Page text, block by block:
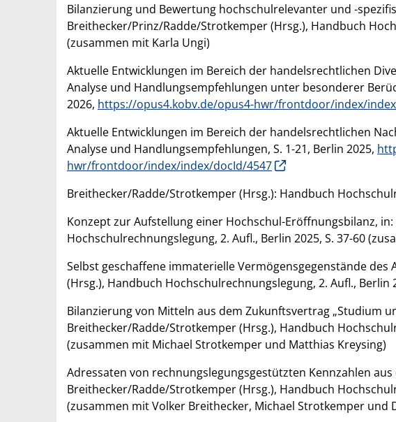
Bilanzierung und Bewertung hochschulrelevanter und -
Breithecker/Prinz/Radde/Strotkemper (Hrsg.), Handbuch
(zusammen mit Karla Ungi)
Aktuelle Entwicklungen im Bereich der handelsrechtlichen
Analyse und Handlungsempfehlungen unter besonderer
2026, https://opus4.kobv.de/opus4-hwr/frontdoor/index/
Aktuelle Entwicklungen im Bereich der handelsrechtlichen
Analyse und Handlungsempfehlungen, S. 1-21, Berlin 2025,
hwr/frontdoor/index/index/docId/4547
Breithecker/Radde/Strotkemper (Hrsg.): Handbuch
Konzept zur Aufstellung einer Hochschul-Eröffnungsbilanz,
Hochschulrechnungslegung, 2. Aufl., Berlin 2025, S. 37-60
Selbst geschaffene immaterielle Vermögensgegenstände
(Hrsg.), Handbuch Hochschulrechnungslegung, 2. Aufl., Berlin
Bilanzierung von Mitteln aus dem Zukunftsvertrag „Studium
Breithecker/Radde/Strotkemper (Hrsg.), Handbuch
(zusammen mit Michael Strotkemper und Matthias Kreysing)
Adressaten von rechnungslegungsgestützten Kennzahlen
Breithecker/Radde/Strotkemper (Hrsg.), Handbuch
(zusammen mit Volker Breithecker, Michael Strotkemper und